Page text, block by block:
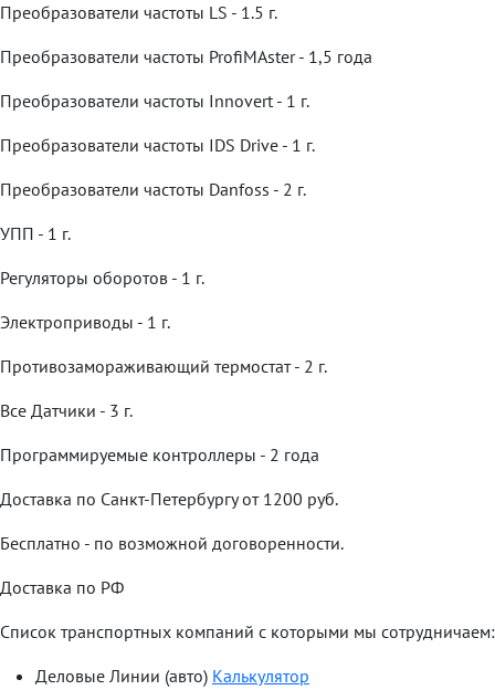
Преобразователи частоты LS - 1.5 г.
Преобразователи частоты ProfiMAster - 1,5 года
Преобразователи частоты Innovert - 1 г.
Преобразователи частоты IDS Drive - 1 г.
Преобразователи частоты Danfoss - 2 г.
УПП - 1 г.
Регуляторы оборотов - 1 г.
Электроприводы - 1 г.
Противозамораживающий термостат - 2 г.
Все Датчики - 3 г.
Программируемые контроллеры - 2 года
Доставка по Санкт-Петербургу от 1200 руб.
Бесплатно - по возможной договоренности.
Доставка по РФ
Список транспортных компаний с которыми мы сотрудничаем:
Деловые Линии (авто) Калькулятор